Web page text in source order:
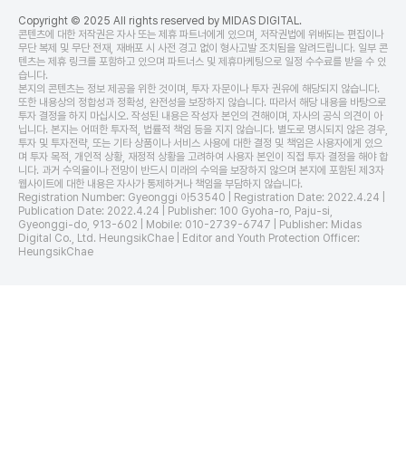
Copyright © 2025 All rights reserved by MIDAS DIGITAL.
콘텐츠에 대한 저작권은 자사 또는 제휴 파트너에게 있으며, 저작권법에 위배되는 편집이나
무단 복제 및 무단 전재, 재배포 시 사전 경고 없이 형사고발 조치됨을 알려드립니다. 일부 콘
텐츠는 제휴 링크를 포함하고 있으며 파트너스 및 제휴마케팅으로 일정 수수료를 받을 수 있
습니다.
본지의 콘텐츠는 정보 제공을 위한 것이며, 투자 자문이나 투자 권유에 해당되지 않습니다.
또한 내용상의 정합성과 정확성, 완전성을 보장하지 않습니다. 따라서 해당 내용을 바탕으로
투자 결정을 하지 마십시오. 작성된 내용은 작성자 본인의 견해이며, 자사의 공식 의견이 아
닙니다. 본지는 어떠한 투자적, 법률적 책임 등을 지지 않습니다. 별도로 명시되지 않은 경우,
투자 및 투자전략, 또는 기타 상품이나 서비스 사용에 대한 결정 및 책임은 사용자에게 있으
며 투자 목적, 개인적 상황, 재정적 상황을 고려하여 사용자 본인이 직접 투자 결정을 해야 합
니다. 과거 수익율이나 전망이 반드시 미래의 수익을 보장하지 않으며 본지에 포함된 제3자
웹사이트에 대한 내용은 자사가 통제하거나 책임을 부담하지 않습니다.
Registration Number: Gyeonggi 아53540 | Registration Date: 2022.4.24 |
Publication Date: 2022.4.24 | Publisher: 100 Gyoha-ro, Paju-si,
Gyeonggi-do, 913-602 | Mobile: 010-2739-6747 | Publisher: Midas
Digital Co., Ltd. HeungsikChae | Editor and Youth Protection Officer:
HeungsikChae